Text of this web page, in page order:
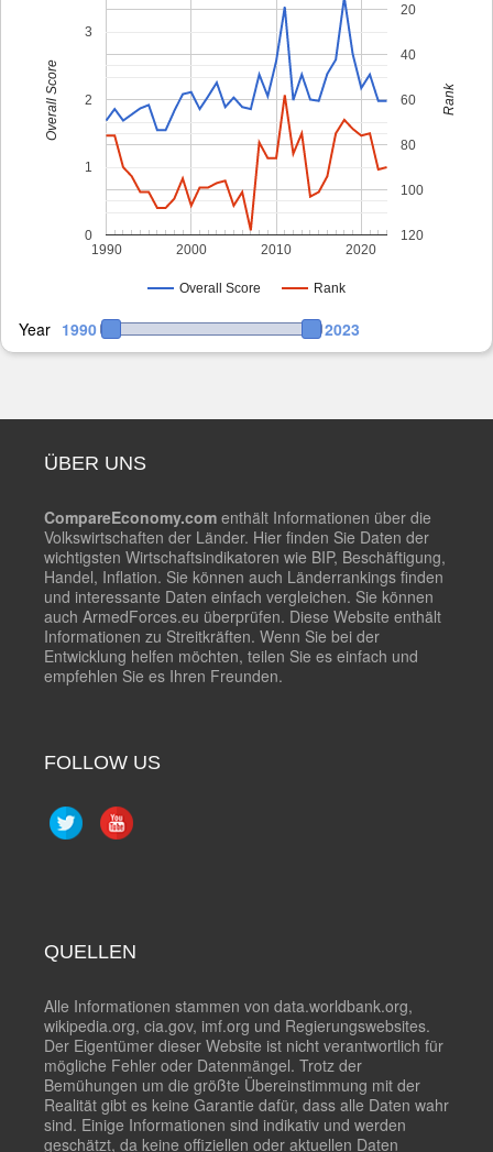
Overall Score Rank
1990 2000 2010 2020
0
1
2
3
20
40
60
80
100
120
Overall Score Rank
Year 1990 2023
ÜBER UNS
CompareEconomy.com enthält Informationen über die
Volkswirtschaften der Länder. Hier finden Sie Daten der
wichtigsten Wirtschaftsindikatoren wie BIP, Beschäftigung,
Handel, Inflation. Sie können auch Länderrankings finden
und interessante Daten einfach vergleichen. Sie können
auch ArmedForces.eu überprüfen. Diese Website enthält
Informationen zu Streitkräften. Wenn Sie bei der
Entwicklung helfen möchten, teilen Sie es einfach und
empfehlen Sie es Ihren Freunden.
FOLLOW US
QUELLEN
Alle Informationen stammen von data.worldbank.org,
wikipedia.org, cia.gov, imf.org und Regierungswebsites.
Der Eigentümer dieser Website ist nicht verantwortlich für
mögliche Fehler oder Datenmängel. Trotz der
Bemühungen um die größte Übereinstimmung mit der
Realität gibt es keine Garantie dafür, dass alle Daten wahr
sind. Einige Informationen sind indikativ und werden
geschätzt, da keine offiziellen oder aktuellen Daten